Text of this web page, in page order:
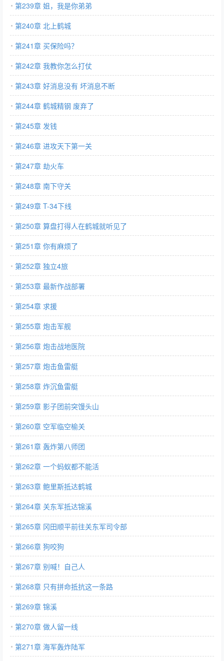
第239章 姐，我是你弟弟
第240章 北上鹤城
第241章 买保险吗？
第242章 我教你怎么打仗
第243章 好消息没有 坏消息不断
第244章 鹤城精钢 废弃了
第245章 发钱
第246章 进攻天下第一关
第247章 劫火车
第248章 南下守关
第249章 T-34下线
第250章 算盘打得人在鹤城就听见了
第251章 你有麻烦了
第252章 独立4旅
第253章 最新作战部署
第254章 求援
第255章 炮击军舰
第256章 炮击战地医院
第257章 炮击鱼雷艇
第258章 炸沉鱼雷艇
第259章 影子团前突馒头山
第260章 空军临空榆关
第261章 轰炸第八师团
第262章 一个蚂蚁都不能活
第263章 鲍里斯抵达鹤城
第264章 关东军抵达锦溪
第265章 冈田顺平前往关东军司令部
第266章 狗咬狗
第267章 别喊！自己人
第268章 只有拼命抵抗这一条路
第269章 锦溪
第270章 做人留一线
第271章 海军轰炸陆军